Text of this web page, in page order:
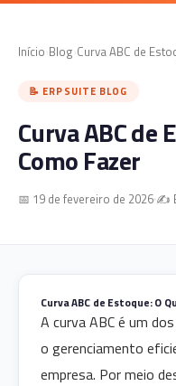
Início Blog Curva ABC de
📝 ERPSUITE BLOG
Curva ABC de
Como Fazer
📅 19 de fevereiro de 2026 ✍️
Curva ABC de Estoque: O
A curva ABC é um
o gerenciamento
empresa. Por meio